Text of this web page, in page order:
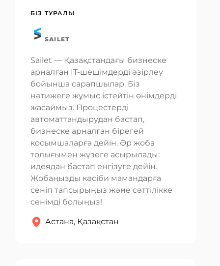
БІЗ ТУРАЛЫ
SAILET
Sailet — Қазақстандағы бизнеске
арналған IT-шешімдерді әзірлеу
бойынша сарапшылар. Біз
нәтижеге жұмыс істейтін өнімдерді
жасаймыз. Процестерді
автоматтандырудан бастап,
бизнеске арналған бірегей
қосымшаларға дейін. Әр жоба
толығымен жүзеге асырылады:
идеядан бастап енгізуге дейін.
Жобаңызды кәсіби мамандарға
сеніп тапсырыңыз және сәттілікке
сенімді болыңыз!
Астана, Қазақстан